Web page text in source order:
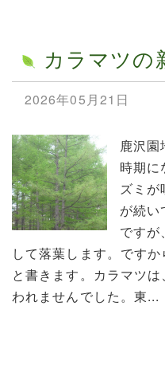
カラマツの
2026年05月21日
鹿沢
時期に
ズミ
が続い
ですが
して落葉します。です
と書きます。カラマツ
われませんでした。東...